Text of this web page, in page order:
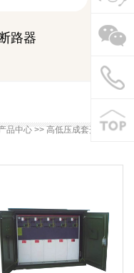
路器
品中心 >> 高低压成套开关系列